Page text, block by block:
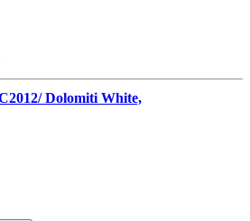
Dolomiti White,